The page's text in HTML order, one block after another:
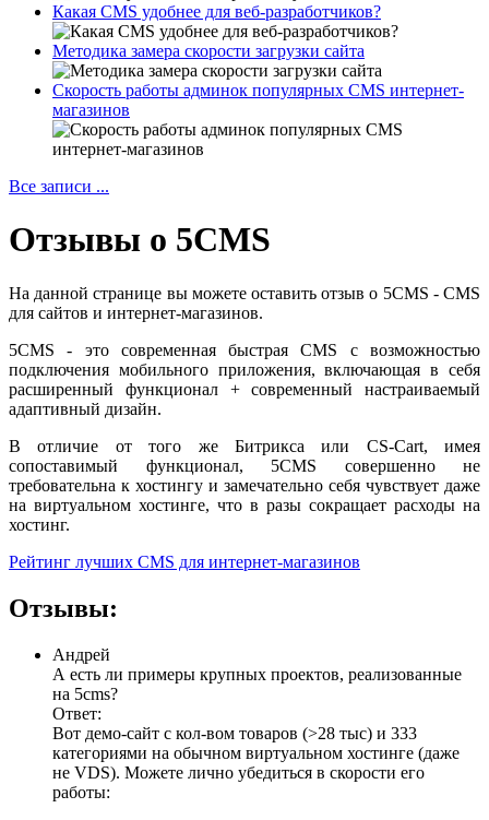
Какая CMS удобнее для веб-разработчиков?
Методика замера скорости загрузки сайта
Скорость работы админок популярных CMS интернет-
магазинов
Все записи ...
Отзывы о 5CMS
На данной странице вы можете оставить отзыв о 5CMS - CMS
для сайтов и интернет-магазинов.
5CMS - это современная быстрая CMS с возможностью
подключения мобильного приложения, включающая в себя
расширенный функционал + современный настраиваемый
адаптивный дизайн.
В отличие от того же Битрикса или CS-Cart, имея
сопоставимый функционал, 5CMS совершенно не
требовательна к хостингу и замечательно себя чувствует даже
на виртуальном хостинге, что в разы сокращает расходы на
хостинг.
Рейтинг лучших CMS для интернет-магазинов
Отзывы:
Андрей
А есть ли примеры крупных проектов, реализованные
на 5cms?
Ответ:
Вот демо-сайт с кол-вом товаров (>28 тыс) и 333
категориями на обычном виртуальном хостинге (даже
не VDS). Можете лично убедиться в скорости его
работы: